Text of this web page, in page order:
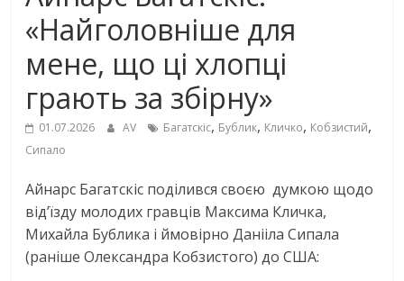
«Найголовніше для
мене, що ці хлопці
грають за збірну»
01.07.2026 AV Багатскіс, Бублик, Кличко, Кобзистий,
Сипало
Айнарс Багатскіс поділився своєю думкою щодо
відʼїзду молодих гравців Максима Кличка,
Михайла Бублика і ймовірно Данііла Сипала
(раніше Олександра Кобзистого) до США: